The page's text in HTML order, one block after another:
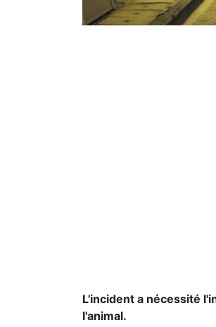
L'incident a nécessité
l'animal.